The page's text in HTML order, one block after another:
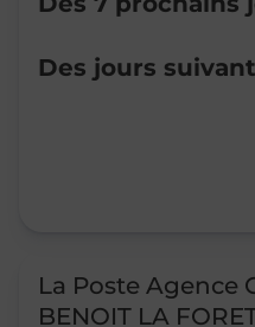
Lundi 08:00-
Des jours
La Poste Agence
BENOIT LA